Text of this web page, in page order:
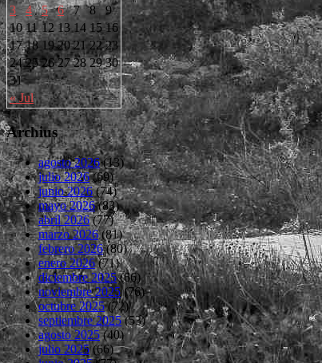
« Jul
3
4 5 6 7 8
9
10 11 12 13 14 15 16
17 18 19 20 21 22 23
24 25 26 27 28 29 30
31
Archius
agosto 2026(13)
julio 2026(69)
junio 2026(74)
mayo 2026(83)
abril 2026(77)
marzo 2026(81)
febrero 2026(80)
enero 2026(71)
diciembre 2025(66)
noviembre 2025(76)
octubre 2025(72)
septiembre 2025(53)
agosto 2025(40)
julio 2025(66)